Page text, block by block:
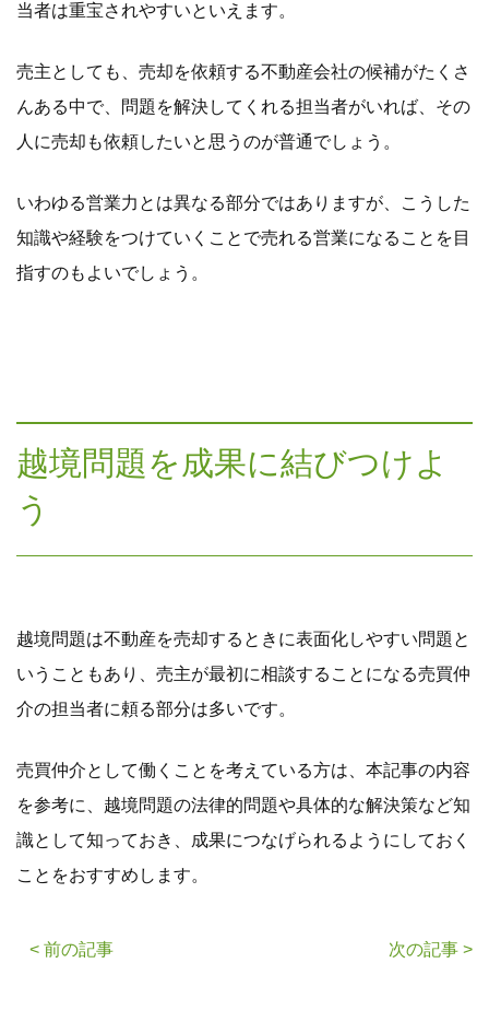
当者は重宝されやすいといえます。
売主としても、売却を依頼する不動産会社の候補がたくさ
んある中で、問題を解決してくれる担当者がいれば、その
人に売却も依頼したいと思うのが普通でしょう。
いわゆる営業力とは異なる部分ではありますが、こうした
知識や経験をつけていくことで売れる営業になることを目
指すのもよいでしょう。
越境問題を成果に結びつけよ
う
越境問題は不動産を売却するときに表面化しやすい問題と
いうこともあり、売主が最初に相談することになる売買仲
介の担当者に頼る部分は多いです。
売買仲介として働くことを考えている方は、本記事の内容
を参考に、越境問題の法律的問題や具体的な解決策など知
識として知っておき、成果につなげられるようにしておく
ことをおすすめします。
< 前の記事 次の記事 >